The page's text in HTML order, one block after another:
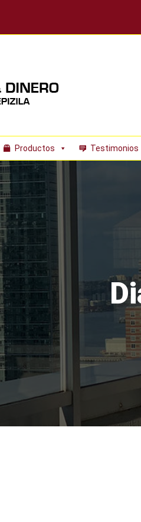
Productos Testimonios